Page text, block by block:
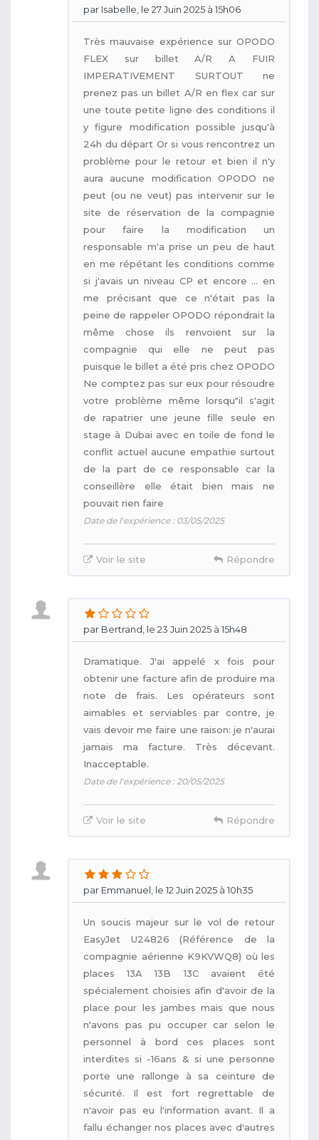
par Isabelle, le 27 Juin 2025 à 15h06
Très mauvaise expérience sur OPODO
FLEX sur billet A/R A FUIR
IMPERATIVEMENT SURTOUT ne
prenez pas un billet A/R en flex car sur
une toute petite ligne des conditions il
y figure modification possible jusqu'à
24h du départ Or si vous rencontrez un
problème pour le retour et bien il n'y
aura aucune modification OPODO ne
peut (ou ne veut) pas intervenir sur le
site de réservation de la compagnie
pour faire la modification un
responsable m'a prise un peu de haut
en me répétant les conditions comme
si j'avais un niveau CP et encore ... en
me précisant que ce n'était pas la
peine de rappeler OPODO répondrait la
même chose ils renvoient sur la
compagnie qui elle ne peut pas
puisque le billet a été pris chez OPODO
Ne comptez pas sur eux pour résoudre
votre problème même lorsqu"il s'agit
de rapatrier une jeune fille seule en
stage à Dubai avec en toile de fond le
conflit actuel aucune empathie surtout
de la part de ce responsable car la
conseillère elle était bien mais ne
pouvait rien faire
Date de l'expérience : 03/05/2025
Voir le site Répondre
par Bertrand, le 23 Juin 2025 à 15h48
Dramatique. J'ai appelé x fois pour
obtenir une facture afin de produire ma
note de frais. Les opérateurs sont
aimables et serviables par contre, je
vais devoir me faire une raison: je n'aurai
jamais ma facture. Très décevant.
Inacceptable.
Date de l'expérience : 20/05/2025
Voir le site Répondre
par Emmanuel, le 12 Juin 2025 à 10h35
Un soucis majeur sur le vol de retour
EasyJet U24826 (Référence de la
compagnie aérienne K9KVWQ8) où les
places 13A 13B 13C avaient été
spécialement choisies afin d'avoir de la
place pour les jambes mais que nous
n'avons pas pu occuper car selon le
personnel à bord ces places sont
interdites si -16ans & si une personne
porte une rallonge à sa ceinture de
sécurité. Il est fort regrettable de
n'avoir pas eu l'information avant. Il a
fallu échanger nos places avec d'autres